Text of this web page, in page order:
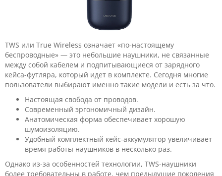
TWS или True Wireless означает «по-настоящему
беспроводные» — это небольшие наушники, не связанные
между собой кабелем и подпитывающиеся от зарядного
кейса-футляра, который идет в комплекте. Сегодня многие
пользователи выбирают именно такие модели и есть за что.
Настоящая свобода от проводов.
Современный эргономичный дизайн.
Анатомическая форма обеспечивает хорошую
шумоизоляцию.
Удобный комплектный кейс-аккумулятор увеличивает
время работы наушников в несколько раз.
Однако из-за особенностей технологии, TWS-наушники
более требовательны в работе, чем предыдущие поколения